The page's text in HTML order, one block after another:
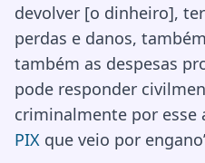
devolver [o dinheiro],
perdas e danos,
também as despesas
pode responder
criminalmente por esse
PIX que veio por